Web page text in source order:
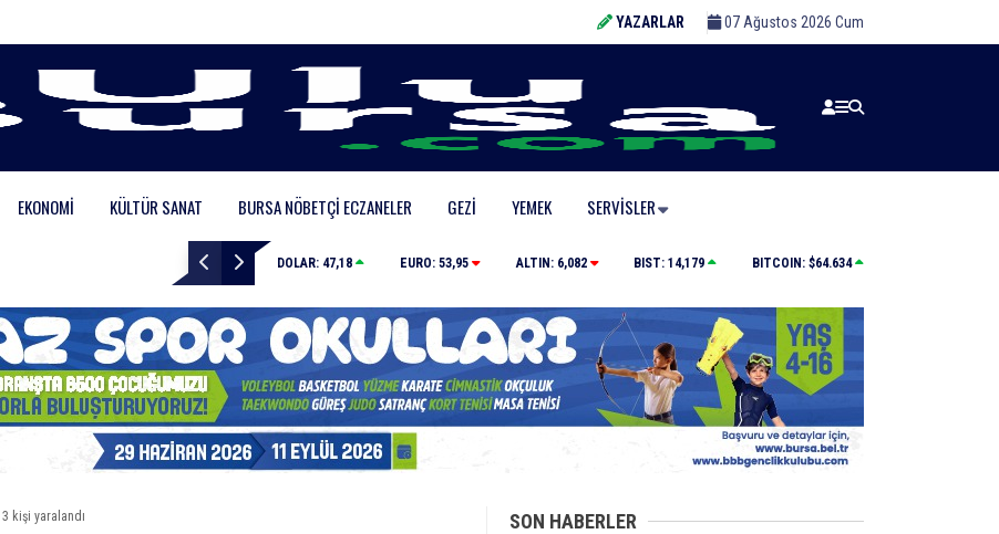
YAZARLAR 07 Ağustos 2026 Cum
EKONOMI KÜLTÜR SANAT BURSA NÖBETÇI ECZANELER GEZI YEMEK SERVISLER
İznik Gölü’ne düşen genç hayatını kaybetti, gözyaşlarıyla toprağa verildi Uludağ’da orman yangını
DOLAR: 47,18 EURO: 53,95 ALTIN: 6,082 BIST: 14,179 BITCOIN: $64.634
3 kişi yaralandı SON HABERLER